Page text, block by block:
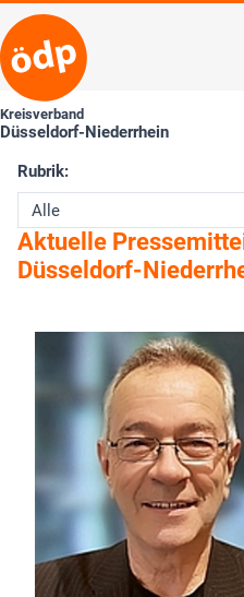
Kreisverband
Düsseldorf-Niederrhein
Rubrik:
Aktuelle
Düsseldorf-